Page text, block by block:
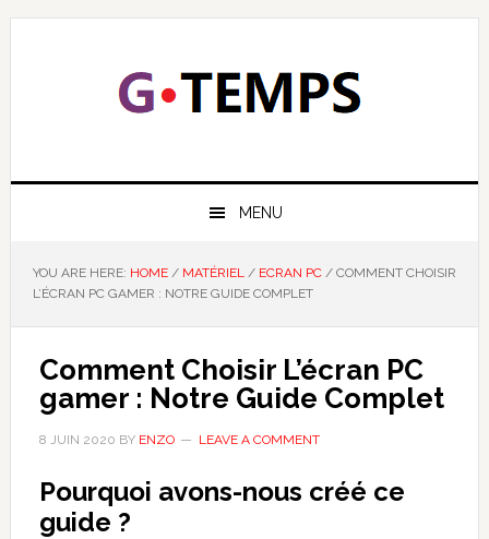
Skip
Skip
Skip
Skip
GTEMPS
MENU
YOU ARE HERE: HOME / MATÉRIEL / ECRAN PC /COMMENT CHOISIR
L’ÉCRAN PC GAMER : NOTRE GUIDE COMPLET
Comment Choisir L’écran PC
gamer : Notre Guide Complet
8 JUIN 2020 BY ENZO LEAVE A COMMENT
Pourquoi avons-nous créé ce
guide ?